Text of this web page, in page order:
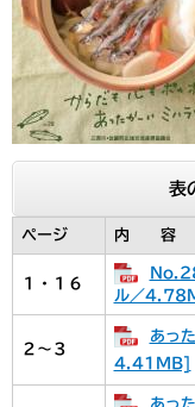
表
ページ 内 容
１・１６
ル／
２～３
あっ
4.41MB]
あっ